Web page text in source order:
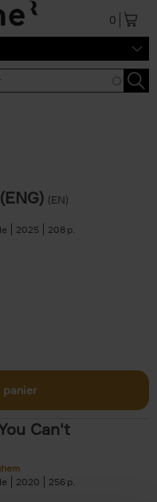
0
(EN)
2025 208
panier
Can't
2020 256